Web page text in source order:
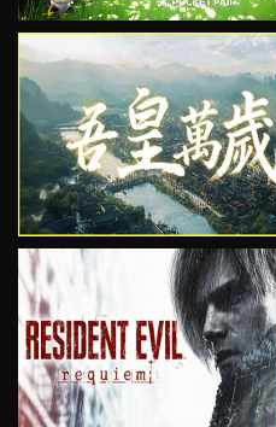
VIEW
VIEW